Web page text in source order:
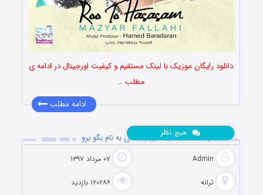
دانلود رایگان موزیک با لینک مستقیم و کیفیت اورجینال در ادامه ی
مطلب …
ادامه مطلب
دانلود آهنگ جدید مازیار فلاحی به نام بگو برو
Admin ۰۷ مرداد ۱۳۹۷
ترانه ۱۲۰۲۸۶ بازدید
هیچ نظر